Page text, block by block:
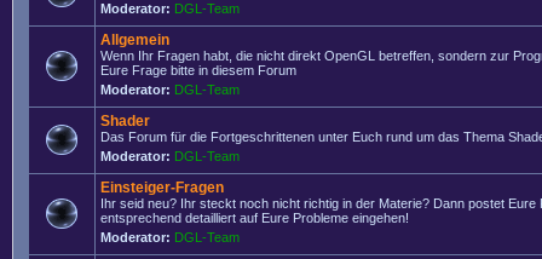
Moderator: DGL-Team
Allgemein
Wenn Ihr Fragen habt, die nicht direkt OpenGL betreffen, sondern zur
Eure Frage bitte in diesem Forum
Moderator: DGL-Team
Shader
Das Forum für die Fortgeschrittenen unter Euch rund um das Thema
Moderator: DGL-Team
Einsteiger-Fragen
Ihr seid neu? Ihr steckt noch nicht richtig in der Materie? Dann postet Eure
entsprechend detailliert auf Eure Probleme eingehen!
Moderator: DGL-Team